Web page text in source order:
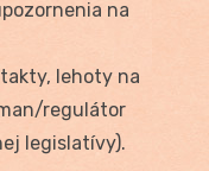
na
lehoty na
regulátor
legislatívy).